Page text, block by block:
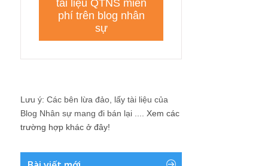
Lưu ý: Các bên lừa đảo, lấy tài liệu của
Blog Nhân sự mang đi bán lại .... Xem các
trường hợp khác ở đây!